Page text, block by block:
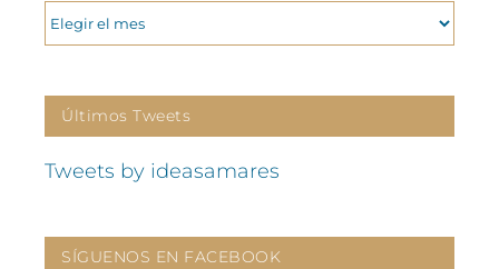
ARCHIVOS
Últimos Tweets
Tweets by ideasamares
SÍGUENOS EN FACEBOOK